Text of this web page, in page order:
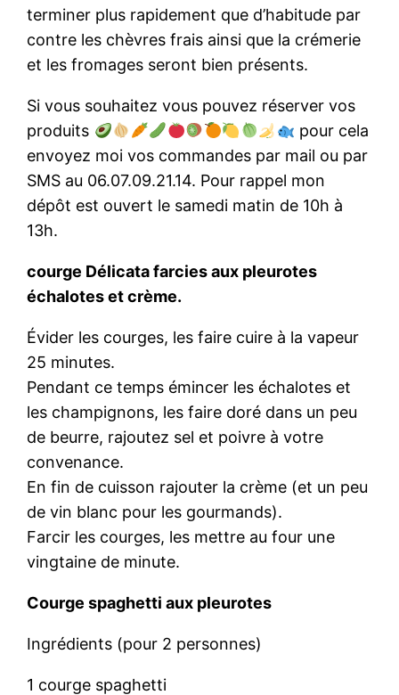
terminer plus rapidement que d’habitude par
contre les chèvres frais ainsi que la crémerie
et les fromages seront bien présents.
Si vous souhaitez vous pouvez réserver vos
produits
pour cela
envoyez moi vos commandes par mail ou par
SMS au 06.07.09.21.14. Pour rappel mon
dépôt est ouvert le samedi matin de 10h à
13h.
courge Délicata farcies aux pleurotes
échalotes et crème.
Évider les courges, les faire cuire à la vapeur
25 minutes.
Pendant ce temps émincer les échalotes et
les champignons, les faire doré dans un peu
de beurre, rajoutez sel et poivre à votre
convenance.
En fin de cuisson rajouter la crème (et un peu
de vin blanc pour les gourmands).
Farcir les courges, les mettre au four une
vingtaine de minute.
Courge spaghetti aux pleurotes
Ingrédients (pour 2 personnes)
1 courge spaghetti